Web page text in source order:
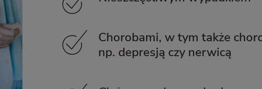
Chorobami, w tym także
np. depresją czy nerwicą